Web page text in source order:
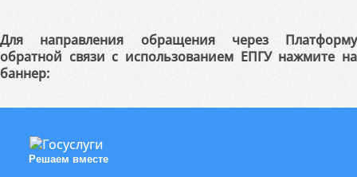
Для направления обращения через Платформу
обратной связи с использованием ЕПГУ нажмите на
баннер:
Решаем вместе